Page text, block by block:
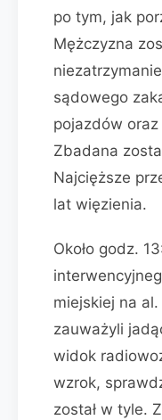
po tym, jak
Mężczyzna
sądowego
pojazdów
Zbadana
Najcięższe
lat więzienia.
Około godz.
miejskiej na
zauważyli
widok
wzrok,
został w tyle.